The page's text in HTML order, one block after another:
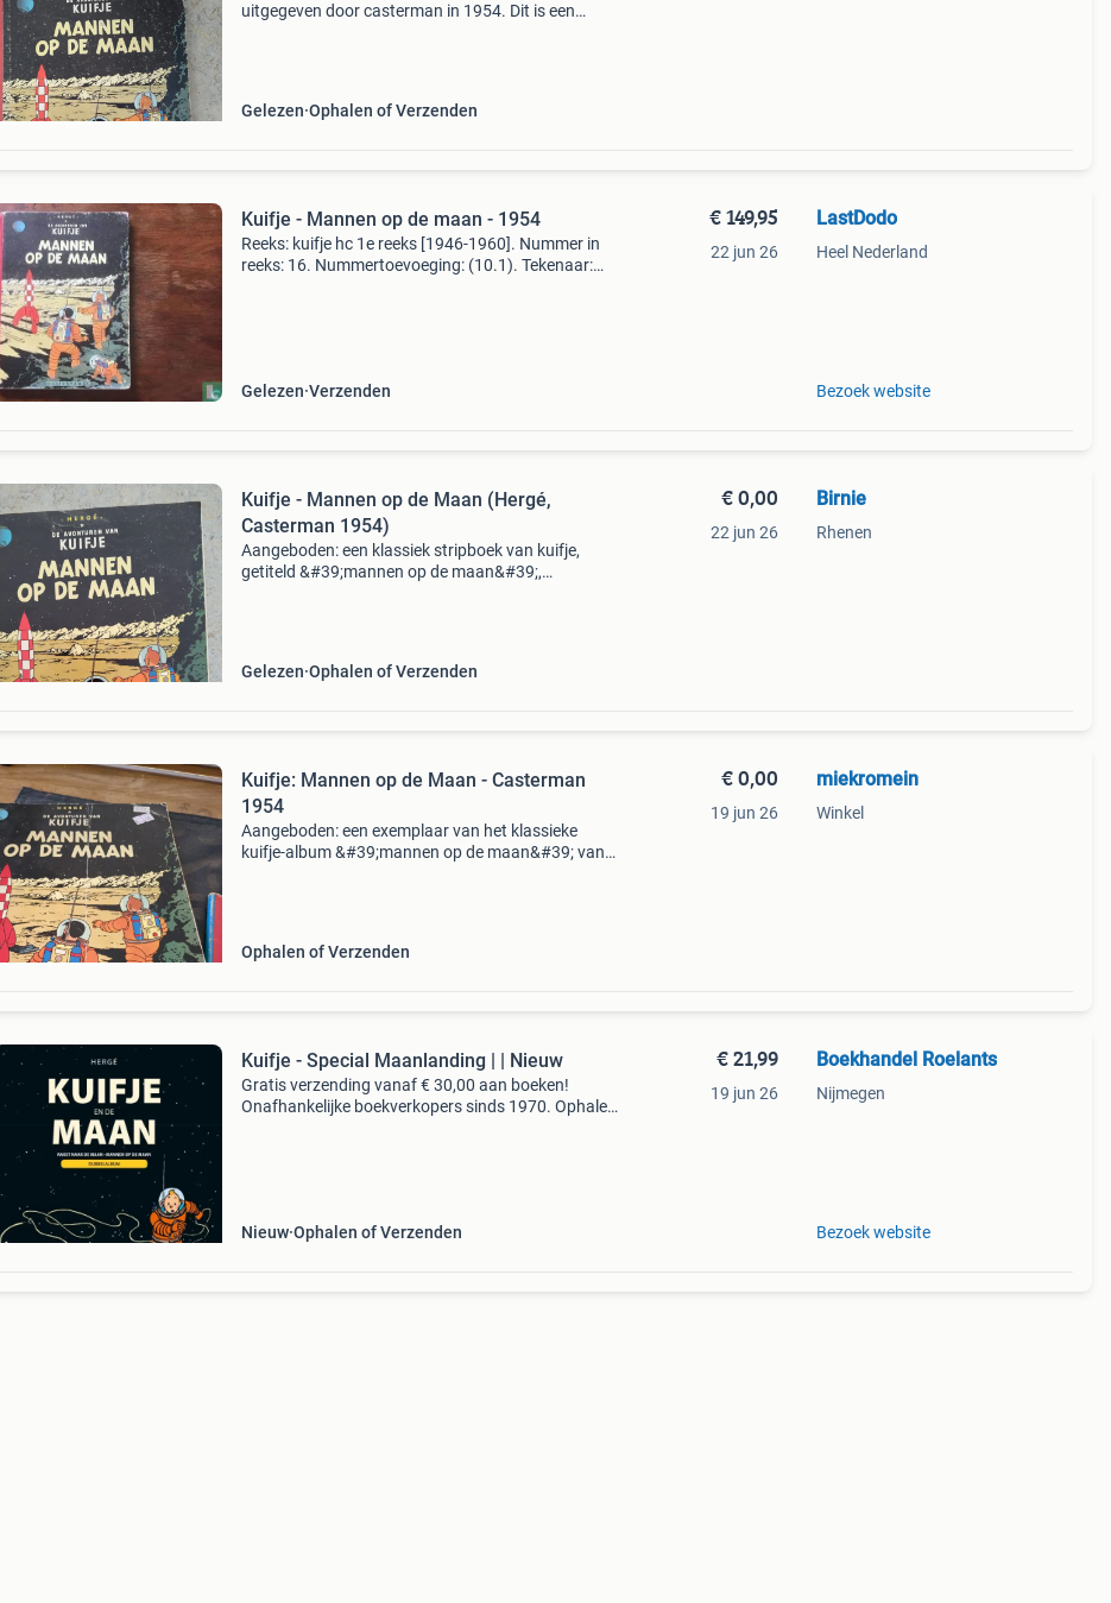
uitgegeven door casterman in 1954. Dit is een
Gelezen Ophalen of Verzenden
Kuifje - Mannen op de maan - 1954
Reeks: kuifje hc 1e reeks [1946-1960]. Nummer in
reeks: 16. Nummertoevoeging: (10.1). Tekenaar:
Gelezen Verzenden
€ 149,95
22 jun 26
LastDodo
Heel Nederland
Bezoek website
Kuifje - Mannen op de Maan (Hergé,
Casterman 1954)
Aangeboden: een klassiek stripboek van kuifje,
getiteld &#39;mannen op de maan&#39;,
Gelezen Ophalen of Verzenden
€ 0,00
22 jun 26
Birnie
Rhenen
Kuifje: Mannen op de Maan - Casterman
1954
Aangeboden: een exemplaar van het klassieke
kuifje-album &#39;mannen op de maan&#39; van
Ophalen of Verzenden
€ 0,00
19 jun 26
miekromein
Winkel
Kuifje - Special Maanlanding | | Nieuw
Gratis verzending vanaf € 30,00 aan boeken!
Onafhankelijke boekverkopers sinds 1970. Ophalen
Nieuw Ophalen of Verzenden
€ 21,99
19 jun 26
Boekhandel Roelants
Nijmegen
Bezoek website